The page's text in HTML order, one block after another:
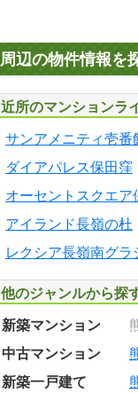
周辺の物件情報を
近所のマンションラ
サンアメニティ壱番
ダイアパレス保田窪
オーセントスクエア
アイランド長嶺の杜
レクシア長嶺南グラ
他のジャンルから探
新築マンション
中古マンション
新築一戸建て